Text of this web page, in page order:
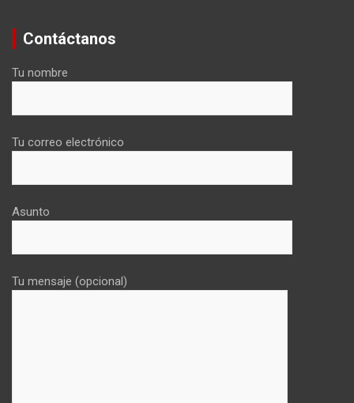
Contáctanos
Tu nombre
Tu correo electrónico
Asunto
Tu mensaje (opcional)